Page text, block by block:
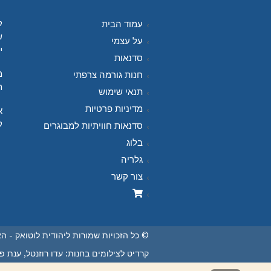
עמוד הבית
על עצמי
סדנאות
חנות גורמה צרפתי
תנאי שימוש
מדיניות פרטיות
סדנאות חוויתיות למבוגרים
בלוג
גלריה
צור קשר
© כל הזכויות שמורות ליהודית לוטואק -
קרדיט לצילומים בחנות: עדו רוזנטל, ענת